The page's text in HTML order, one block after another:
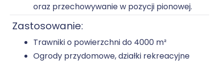
oraz przechowywanie w pozycji pionowej.
Zastosowanie:
Trawniki o powierzchni do 4000 m²
Ogrody przydomowe, działki rekreacyjne